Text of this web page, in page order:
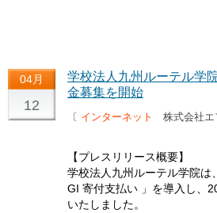
04月
12
学校法人九州ルーテル学
金募集を開始
〔 インターネット 株式会社
【プレスリリース概要】
学校法人九州ルーテル学院は
GI 寄付支払い 」を導入し、
いたしました。